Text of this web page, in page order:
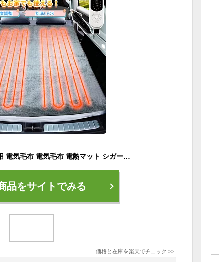
電熱ブランケット 車用 電気毛布 電気毛布 電熱マット シガーソケット ヒーター ブランケット 給電タイプ 防寒着 防寒 男女兼用 電気毛布 12V電熱 ヒーター ブランケット ポンチョ コードレス ひざ掛け速暖 9段階調温 3段階定時 160x150cm 寒さ対策
品をサイトでみる
価格と在庫を楽天でチェック >>